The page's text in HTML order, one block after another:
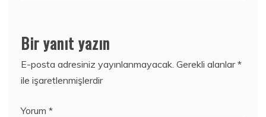
Bir yanıt yazın
E-posta adresiniz yayınlanmayacak. Gerekli alanlar*
ile işaretlenmişlerdir
Yorum *